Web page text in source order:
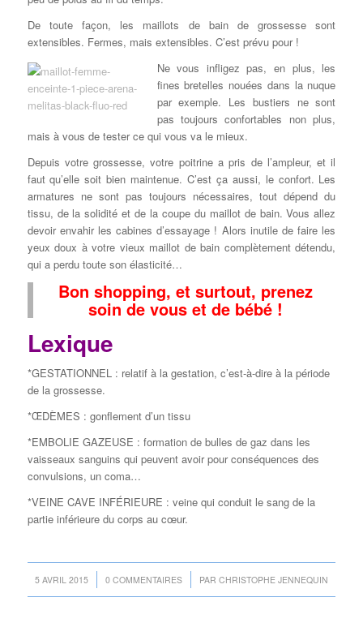
De toute façon, les maillots de bain de grossesse sont
extensibles. Fermes, mais extensibles. C’est prévu pour !
Ne vous infligez pas, en plus, les
fines bretelles nouées dans la nuque
par exemple. Les bustiers ne sont
pas toujours confortables non plus,
mais à vous de tester ce qui vous va le mieux.
Depuis votre grossesse, votre poitrine a pris de l’ampleur, et il
faut qu’elle soit bien maintenue. C’est ça aussi, le confort. Les
armatures ne sont pas toujours nécessaires, tout dépend du
tissu, de la solidité et de la coupe du maillot de bain. Vous allez
devoir envahir les cabines d’essayage ! Alors inutile de faire les
yeux doux à votre vieux maillot de bain complètement détendu,
qui a perdu toute son élasticité…
Bon shopping, et surtout, prenez
soin de vous et de bébé !
Lexique
*GESTATIONNEL : relatif à la gestation, c’est-à-dire à la période
de la grossesse.
*ŒDÈMES : gonflement d’un tissu
*EMBOLIE GAZEUSE : formation de bulles de gaz dans les
vaisseaux sanguins qui peuvent avoir pour conséquences des
convulsions, un coma…
*VEINE CAVE INFÉRIEURE : veine qui conduit le sang de la
partie inférieure du corps au cœur.
5 AVRIL 2015
/ 0 COMMENTAIRES
/ PAR CHRISTOPHE JENNEQUIN